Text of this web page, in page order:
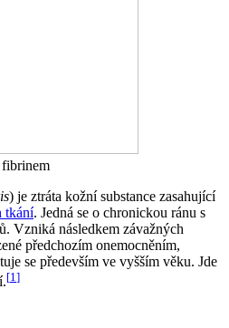
) je ztráta kožní substance zasahující
tkání. Jedná se o chronickou ránu s
Vzniká následkem závažných
předchozím onemocněním,
se především ve vyšším věku. Jde
[1 ]